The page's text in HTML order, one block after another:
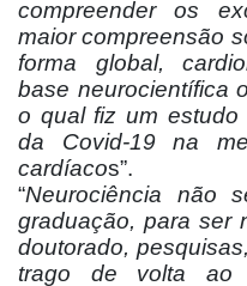
compreender os
maior compreensão
forma global,
base neurocientífica
o qual fiz um estudo
da Covid-19 na
cardíacos”.
“Neurociência não
graduação, para ser
doutorado,
trago de volta ao